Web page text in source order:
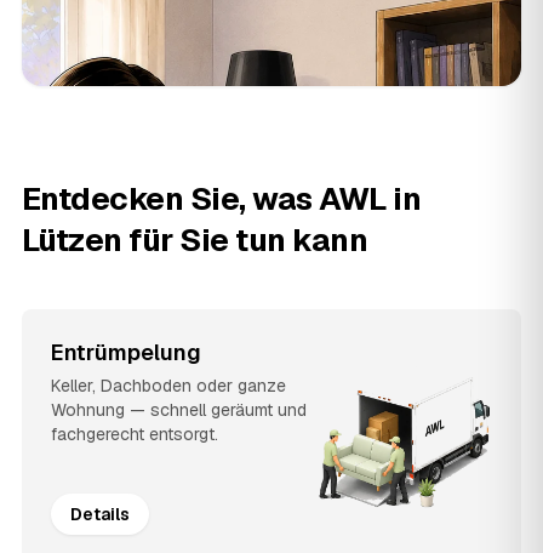
Entdecken Sie, was AWL in
Lützen für Sie tun kann
Entrümpelung
Keller, Dachboden oder ganze
Wohnung — schnell geräumt und
fachgerecht entsorgt.
Details